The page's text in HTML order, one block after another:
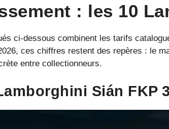
: les 10
ci-dessous combinent les tarifs
ces chiffres restent des repères : le
entre collectionneurs.
Sián FKP